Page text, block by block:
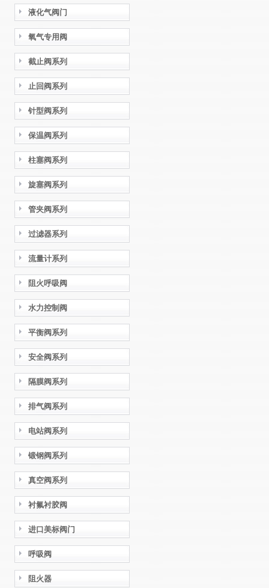
液化气阀门
氧气专用阀
截止阀系列
止回阀系列
针型阀系列
保温阀系列
柱塞阀系列
旋塞阀系列
管夹阀系列
过滤器系列
流量计系列
阻火呼吸阀
水力控制阀
平衡阀系列
安全阀系列
隔膜阀系列
排气阀系列
电站阀系列
锻钢阀系列
真空阀系列
衬氟衬胶阀
进口美标阀门
呼吸阀
阻火器